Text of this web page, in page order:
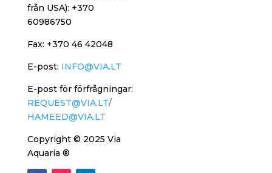
från USA): +370
60986750
Fax: +370 46 42048
E-post: INFO@VIA.LT
E-post för förfrågningar:
REQUEST@VIA.LT/
HAMEED@VIA.LT
Copyright © 2025 Via
Aquaria ®